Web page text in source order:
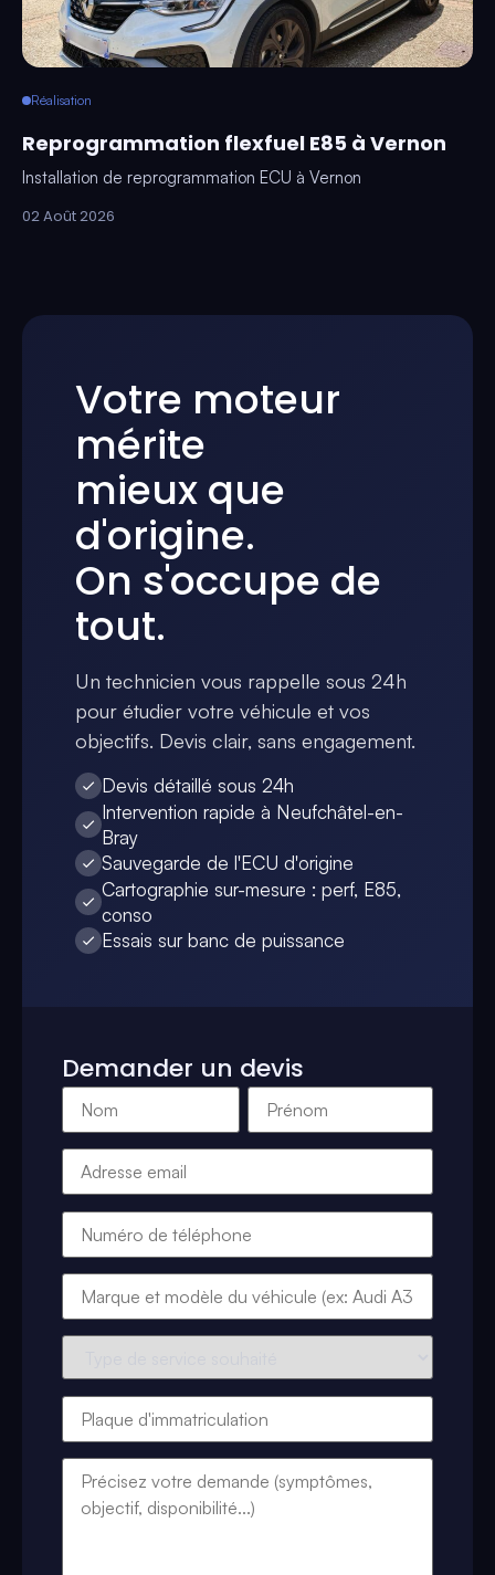
Réalisation
Reprogrammation flexfuel E85 à Vernon
Installation de reprogrammation ECU à Vernon
02 Août 2026
Votre moteur
mérite
mieux que
d'origine.
On s'occupe de
tout.
Un technicien vous rappelle sous 24h
pour étudier votre véhicule et vos
objectifs. Devis clair, sans engagement.
Devis détaillé sous 24h
Intervention rapide à Neufchâtel-en-
Bray
Sauvegarde de l'ECU d'origine
Cartographie sur-mesure : perf, E85,
conso
Essais sur banc de puissance
Demander un devis